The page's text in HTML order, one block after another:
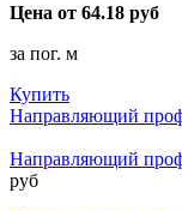
Цена от 64.18 руб
за пог. м
Купить
Направляющий
Направляющий
руб